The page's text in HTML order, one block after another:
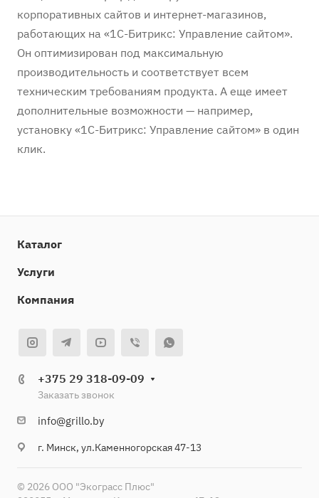
корпоративных сайтов и интернет-магазинов,
работающих на «1С-Битрикс: Управление сайтом».
Он оптимизирован под максимальную
производительность и соответствует всем
техническим требованиям продукта. А еще имеет
дополнительные возможности — например,
установку «1С-Битрикс: Управление сайтом» в один
клик.
Каталог
Услуги
Компания
+375 29 318-09-09
Заказать звонок
info@grillo.by
г. Минск, ул.Каменногорская 47-13
© 2026 ООО "Экограсс Плюс"